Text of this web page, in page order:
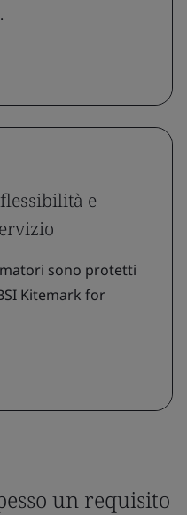
e
sono protetti
Kitemark for
un requisito